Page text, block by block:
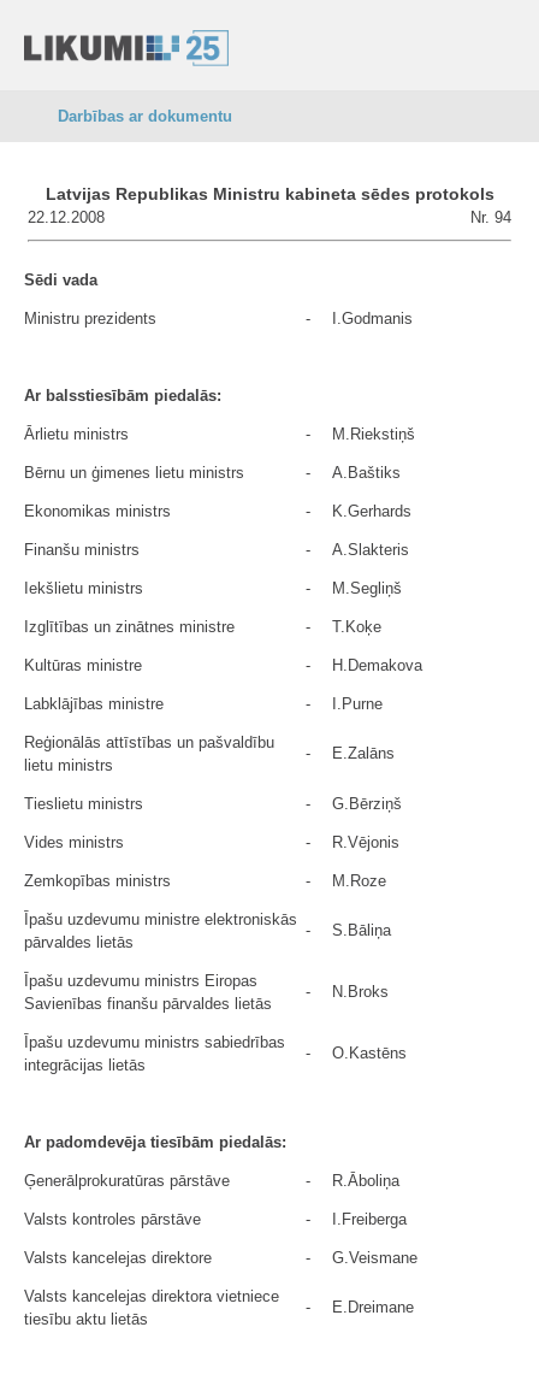
Darbības ar dokumentu
Latvijas Republikas Ministru kabineta sēdes protokols
22.12.2008 Nr. 94
Sēdi vada
Ministru prezidents - I.Godmanis
Ar balsstiesībām piedalās:
Ārlietu ministrs - M.Riekstiņš
Bērnu un ģimenes lietu ministrs - A.Baštiks
Ekonomikas ministrs - K.Gerhards
Finanšu ministrs - A.Slakteris
Iekšlietu ministrs - M.Segliņš
Izglītības un zinātnes ministre - T.Koķe
Kultūras ministre - H.Demakova
Labklājības ministre - I.Purne
Reģionālās attīstības un pašvaldību
lietu ministrs
- E.Zalāns
Tieslietu ministrs - G.Bērziņš
Vides ministrs - R.Vējonis
Zemkopības ministrs - M.Roze
Īpašu uzdevumu ministre elektroniskās
pārvaldes lietās
- S.Bāliņa
Īpašu uzdevumu ministrs Eiropas
Savienības finanšu pārvaldes lietās
- N.Broks
Īpašu uzdevumu ministrs sabiedrības
integrācijas lietās
- O.Kastēns
Ar padomdevēja tiesībām piedalās:
Ģenerālprokuratūras pārstāve - R.Āboliņa
Valsts kontroles pārstāve - I.Freiberga
Valsts kancelejas direktore - G.Veismane
Valsts kancelejas direktora vietniece
tiesību aktu lietās
- E.Dreimane